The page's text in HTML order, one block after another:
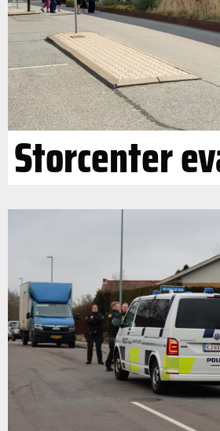
Storcenter